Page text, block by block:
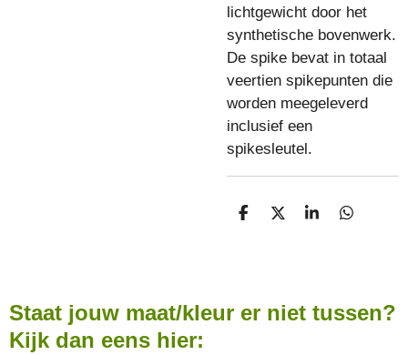
lichtgewicht door het
synthetische bovenwerk.
De spike bevat in totaal
veertien spikepunten die
worden meegeleverd
inclusief een
spikesleutel.
D
D
S
D
Staat jouw maat/kleur er niet tussen?
Kijk dan eens hier: